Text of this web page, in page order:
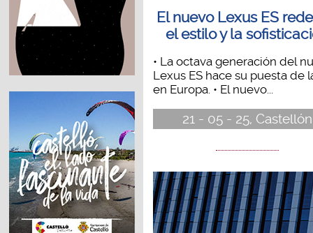
El nuevo Lexus ES
el estilo y la
• La octava generación del
Lexus ES hace su puesta de
en Europa. • El nuevo...
21 - 05 - 25, Castellón